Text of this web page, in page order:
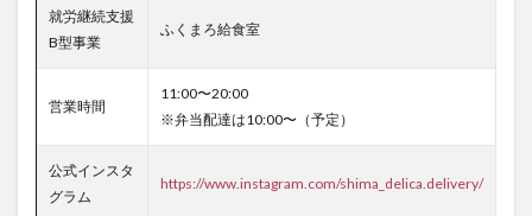
就労継続支援
B型事業
ふくまろ給食室
営業時間
11:00〜20:00
※弁当配達は10:00〜（予定）
公式インスタ
グラム
https://www.instagram.com/shima_delica.delivery/